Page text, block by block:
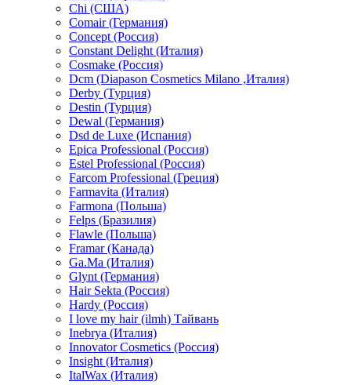
Chi (США)
Comair (Германия)
Concept (Россия)
Constant Delight (Италия)
Cosmake (Россия)
Dcm (Diapason Cosmetics Milano ,Италия)
Derby (Турция)
Destin (Турция)
Dewal (Германия)
Dsd de Luxe (Испания)
Epica Professional (Россия)
Estel Professional (Россия)
Farcom Professional (Греция)
Farmavita (Италия)
Farmona (Польша)
Felps (Бразилия)
Flawle (Польша)
Framar (Канада)
Ga.Ma (Италия)
Glynt (Германия)
Hair Sekta (Россия)
Hardy (Россия)
I love my hair (ilmh) Тайвань
Inebrya (Италия)
Innovator Cosmetics (Россия)
Insight (Италия)
ItalWax (Италия)